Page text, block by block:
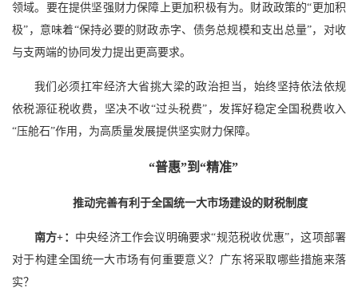
领域。要在提供坚强财力保障上更加积极有为。财政政策的“更加积
极”，意味着“保持必要的财政赤字、债务总规模和支出总量”，对收
与支两端的协同发力提出更高要求。
我们必须扛牢经济大省挑大梁的政治担当，始终坚持依法依规
依税源征税收费，坚决不收“过头税费”，发挥好稳定全国税费收入
“压舱石”作用，为高质量发展提供坚实财力保障。
“普惠”到“精准”
推动完善有利于全国统一大市场建设的财税制度
南方+： 中央经济工作会议明确要求“规范税收优惠”，这项部署
对于构建全国统一大市场有何重要意义？广东将采取哪些措施来落
实？